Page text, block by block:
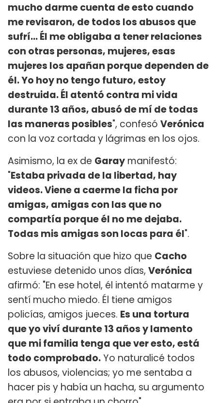
mucho darme cuenta de esto cuando
me revisaron, de todos los abusos que
sufrí... Él me obligaba a tener relaciones
con otras personas, mujeres, esas
mujeres los apañan porque dependen de
él. Yo hoy no tengo futuro, estoy
destruida. Él atentó contra mi vida
durante 13 años, abusó de mí de todas
las maneras posibles", confesó Verónica
con la voz cortada y lágrimas en los ojos.
Asimismo, la ex de Garay manifestó:
"Estaba privada de la libertad, hay
videos. Viene a caerme la ficha por
amigas, amigas con las que no
compartía porque él no me dejaba.
Todas mis amigas son locas para él".
Sobre la situación que hizo que Cacho
estuviese detenido unos días, Verónica
afirmó: "En ese hotel, él intentó matarme y
sentí mucho miedo. Él tiene amigos
policías, amigos jueces. Es una tortura
que yo viví durante 13 años y lamento
que mi familia tenga que ver esto, está
todo comprobado.Yo naturalicé todos
los abusos, violencias; yo me sentaba a
hacer pis y había un hacha, su argumento